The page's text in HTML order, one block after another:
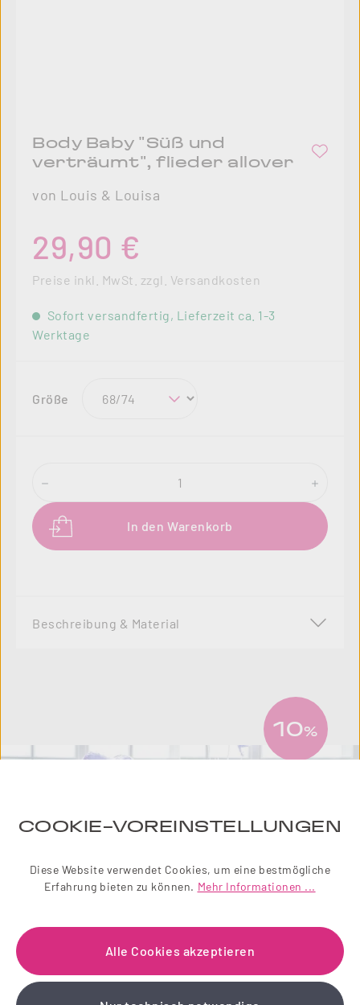
Body Baby "Süß und
verträumt", flieder allover
von Louis & Louisa
29,90 €
Preise inkl. MwSt. zzgl. Versandkosten
Sofort versandfertig, Lieferzeit ca. 1-3
Werktage
Größe auswählen
Produkt Anzahl: Gib den gewünschten
In den Warenkorb
Beschreibung & Material
10%
NEWSLETTER
COOKIE-VOREINSTELLUNGEN
Diese Website verwendet Cookies, um eine bestmögliche
Erfahrung bieten zu können. Mehr Informationen ...
Alle Cookies akzeptieren